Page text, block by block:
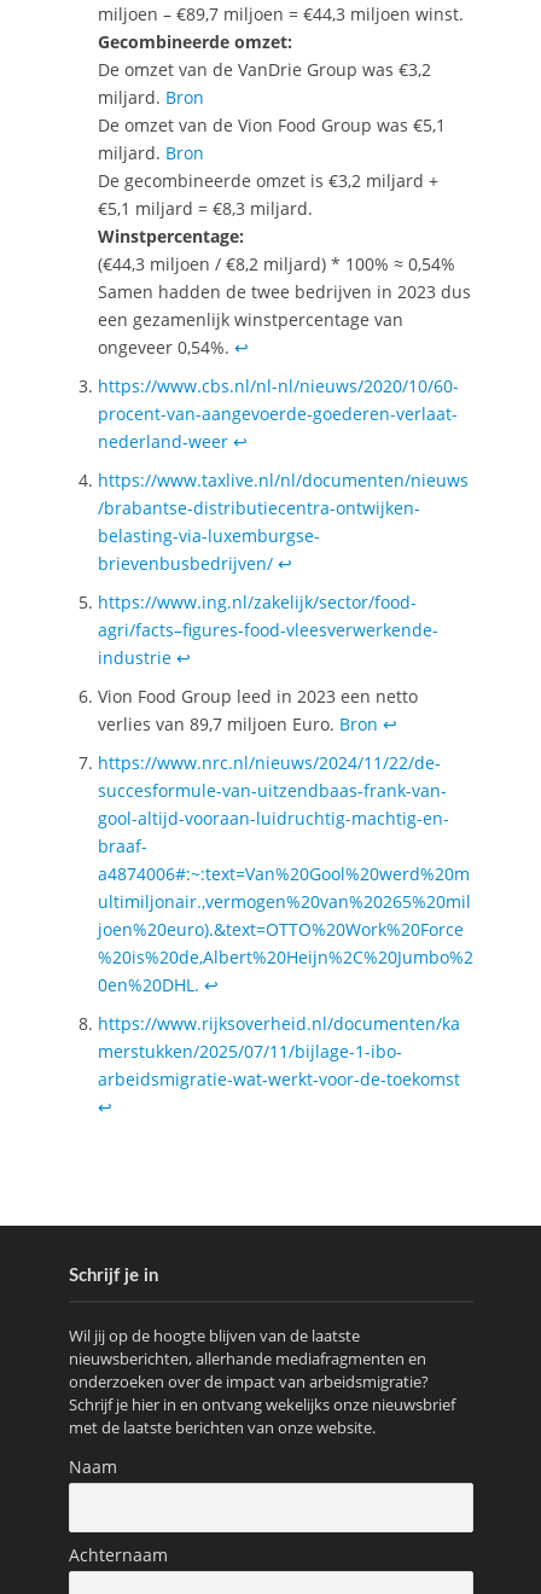
miljoen – €89,7 miljoen = €44,3 miljoen winst.
Gecombineerde omzet:
De omzet van de VanDrie Group was €3,2
miljard. Bron
De omzet van de Vion Food Group was €5,1
miljard. Bron
De gecombineerde omzet is €3,2 miljard +
€5,1 miljard = €8,3 miljard.
Winstpercentage:
(€44,3 miljoen / €8,2 miljard) * 100% ≈ 0,54%
Samen hadden de twee bedrijven in 2023 dus
een gezamenlijk winstpercentage van
ongeveer 0,54%. ↩︎
https://www.cbs.nl/nl-nl/nieuws/2020/10/60-
procent-van-aangevoerde-goederen-verlaat-
nederland-weer ↩︎
https://www.taxlive.nl/nl/documenten/nieuws
/brabantse-distributiecentra-ontwijken-
belasting-via-luxemburgse-
brievenbusbedrijven/ ↩︎
https://www.ing.nl/zakelijk/sector/food-
agri/facts–figures-food-vleesverwerkende-
industrie ↩︎
Vion Food Group leed in 2023 een netto
verlies van 89,7 miljoen Euro. Bron ↩︎
https://www.nrc.nl/nieuws/2024/11/22/de-
succesformule-van-uitzendbaas-frank-van-
gool-altijd-vooraan-luidruchtig-machtig-en-
braaf-
a4874006#:~:text=Van%20Gool%20werd%20m
ultimiljonair.,vermogen%20van%20265%20mil
joen%20euro).&text=OTTO%20Work%20Force
%20is%20de,Albert%20Heijn%2C%20Jumbo%2
0en%20DHL. ↩︎
https://www.rijksoverheid.nl/documenten/ka
merstukken/2025/07/11/bijlage-1-ibo-
arbeidsmigratie-wat-werkt-voor-de-toekomst
↩︎
Schrijf je in
Wil jij op de hoogte blijven van de laatste
nieuwsberichten, allerhande mediafragmenten en
onderzoeken over de impact van arbeidsmigratie?
Schrijf je hier in en ontvang wekelijks onze nieuwsbrief
met de laatste berichten van onze website.
Naam
Achternaam